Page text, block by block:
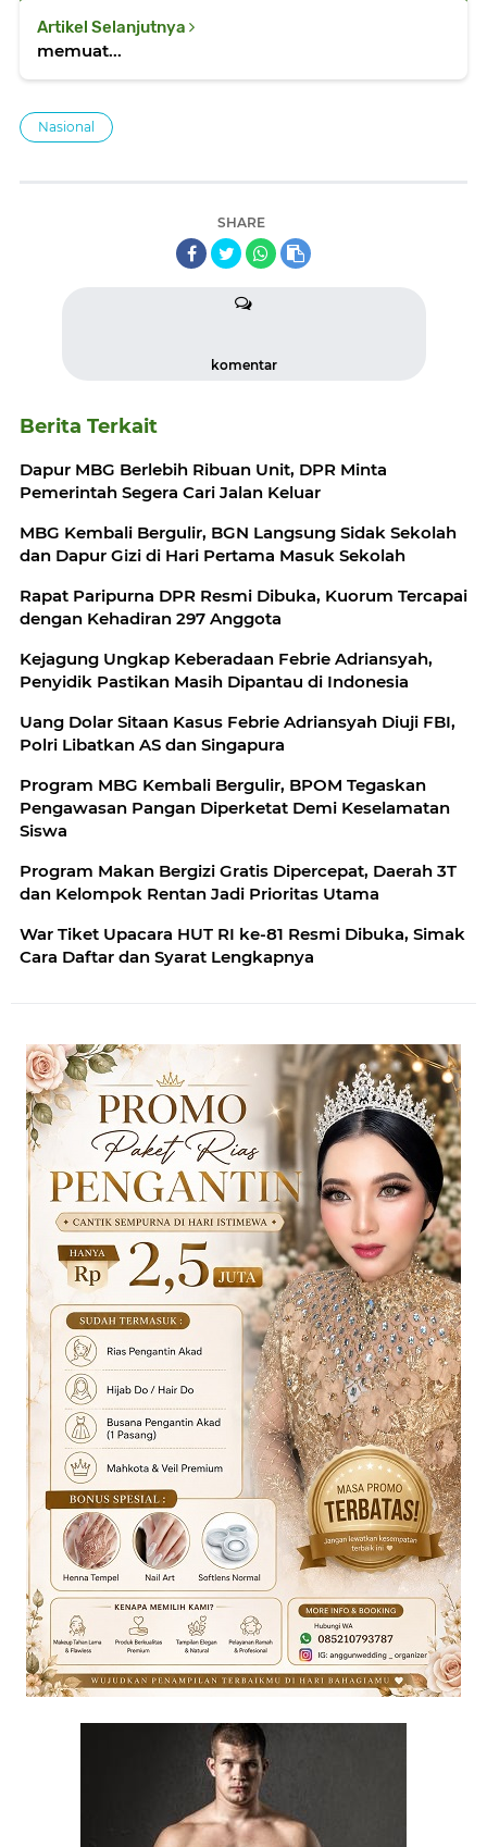
Artikel Selanjutnya
memuat...
Nasional
SHARE
komentar
Berita Terkait
Dapur MBG Berlebih Ribuan Unit, DPR Minta
Pemerintah Segera Cari Jalan Keluar
MBG Kembali Bergulir, BGN Langsung Sidak Sekolah
dan Dapur Gizi di Hari Pertama Masuk Sekolah
Rapat Paripurna DPR Resmi Dibuka, Kuorum Tercapai
dengan Kehadiran 297 Anggota
Kejagung Ungkap Keberadaan Febrie Adriansyah,
Penyidik Pastikan Masih Dipantau di Indonesia
Uang Dolar Sitaan Kasus Febrie Adriansyah Diuji FBI,
Polri Libatkan AS dan Singapura
Program MBG Kembali Bergulir, BPOM Tegaskan
Pengawasan Pangan Diperketat Demi Keselamatan
Siswa
Program Makan Bergizi Gratis Dipercepat, Daerah 3T
dan Kelompok Rentan Jadi Prioritas Utama
War Tiket Upacara HUT RI ke-81 Resmi Dibuka, Simak
Cara Daftar dan Syarat Lengkapnya